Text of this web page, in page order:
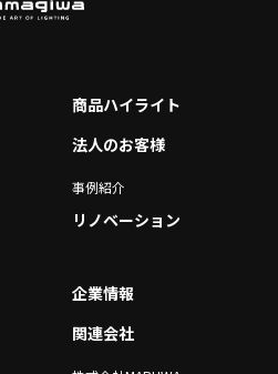
商品ハイライト
法人のお客様
事例紹介
リノベーション
企業情報
関連会社